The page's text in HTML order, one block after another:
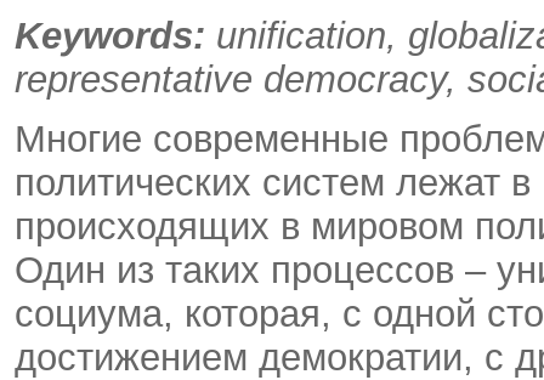
Keywords: unification,
representative democracy,
Многие современные
политических систем лежат
происходящих в мировом
Один из таких процессов –
социума, которая, с одной
достижением демократии, с